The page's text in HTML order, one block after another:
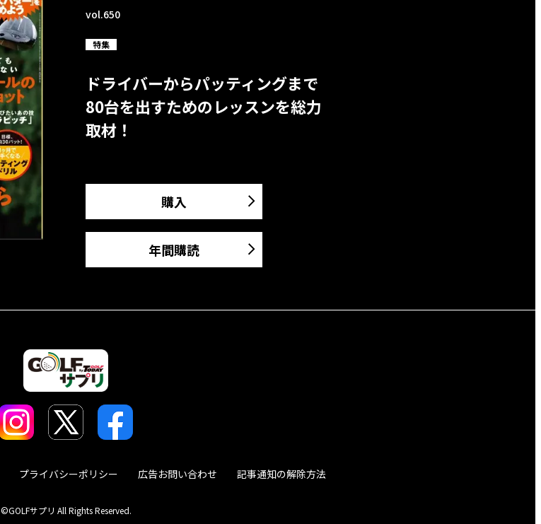
vol.650
特集
ドライバーからパッティングまで
80台を出すためのレッスンを総力
取材！
購入
年間購読
プライバシーポリシー 広告お問い合わせ 記事通知の解除方法
©GOLFサプリ All Rights Reserved.